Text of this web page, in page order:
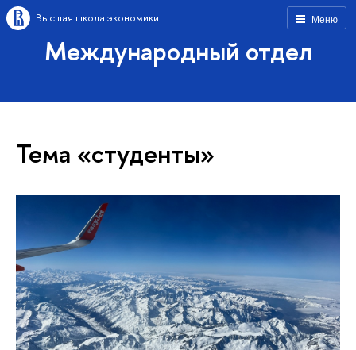
Меню
Высшая школа экономики
Международный отдел
Тема «студенты»